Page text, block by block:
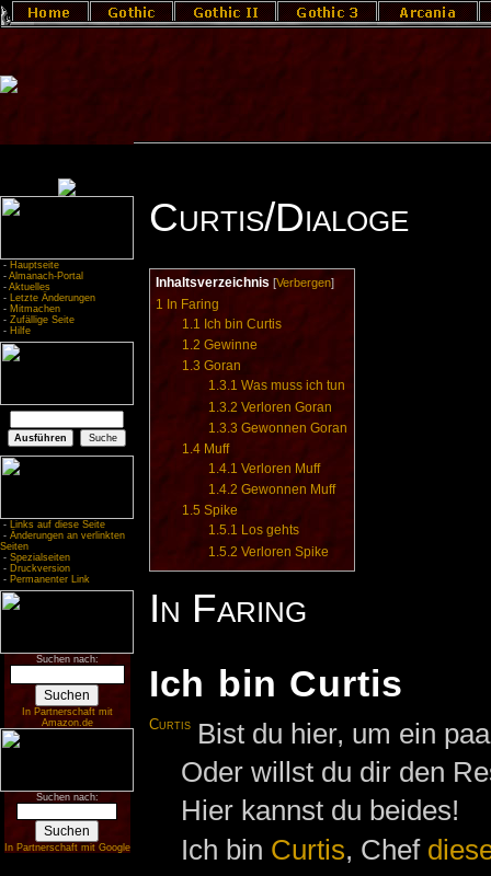
- Hauptseite
- Almanach-Portal
- Aktuelles
- Letzte Änderungen
- Mitmachen
- Zufällige Seite
- Hilfe
- Links auf diese Seite
- Änderungen an verlinkten
Seiten
- Spezialseiten
- Druckversion
- Permanenter Link
Suchen nach:
In Partnerschaft mit
Amazon.de
Suchen nach:
In Partnerschaft mit Google
Curtis/Dialoge
Inhaltsverzeichnis [Verbergen]
1 In Faring
1.1 Ich bin Curtis
1.2 Gewinne
1.3 Goran
1.3.1 Was muss ich tun
1.3.2 Verloren Goran
1.3.3 Gewonnen Goran
1.4 Muff
1.4.1 Verloren Muff
1.4.2 Gewonnen Muff
1.5 Spike
1.5.1 Los gehts
1.5.2 Verloren Spike
In Faring
Ich bin Curtis
Curtis Bist du hier, um ein
Oder willst du dir den
Hier kannst du beides!
Ich bin Curtis, Chef